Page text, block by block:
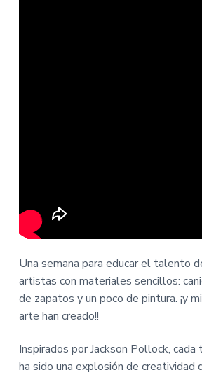
Una semana para educar el talento
artistas con materiales sencillos:
de zapatos y un poco de pintura. ¡y
arte han creado!!
Inspirados por Jackson Pollock, cada
ha sido una explosión de creatividad